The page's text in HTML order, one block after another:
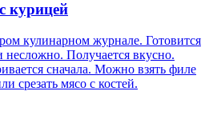
курицей
кулинарном журнале. Готовится
несложно. Получается вкусно.
сначала. Можно взять филе
срезать мясо с костей.